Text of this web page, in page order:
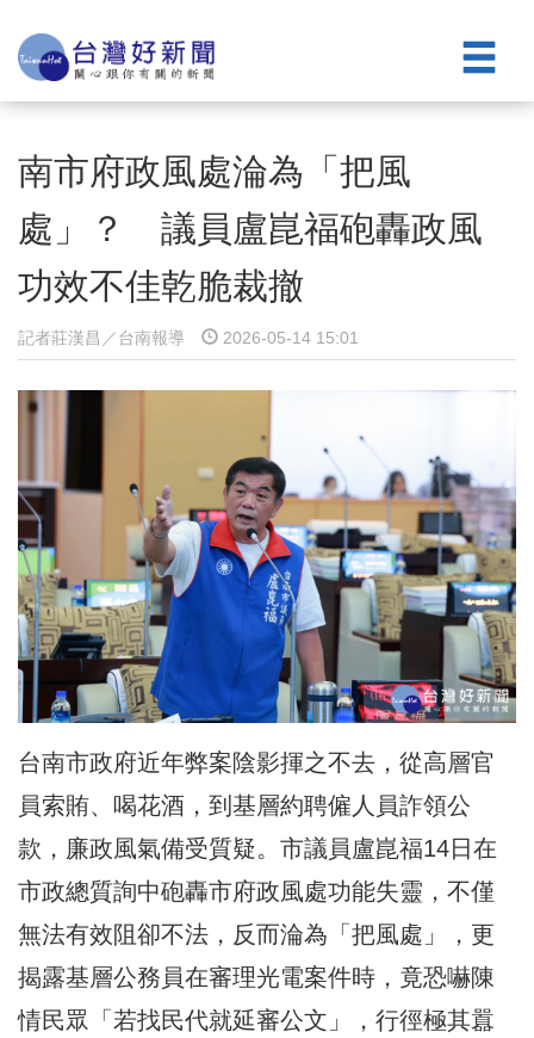
南市府政風處淪為「把風
處」？ 議員盧崑福砲轟政風
功效不佳乾脆裁撤
記者莊漢昌／台南報導 2026-05-14 15:01
台南市政府近年弊案陰影揮之不去，從高層官
員索賄、喝花酒，到基層約聘僱人員詐領公
款，廉政風氣備受質疑。市議員盧崑福14日在
市政總質詢中砲轟市府政風處功能失靈，不僅
無法有效阻卻不法，反而淪為「把風處」，更
揭露基層公務員在審理光電案件時，竟恐嚇陳
情民眾「若找民代就延審公文」，行徑極其囂